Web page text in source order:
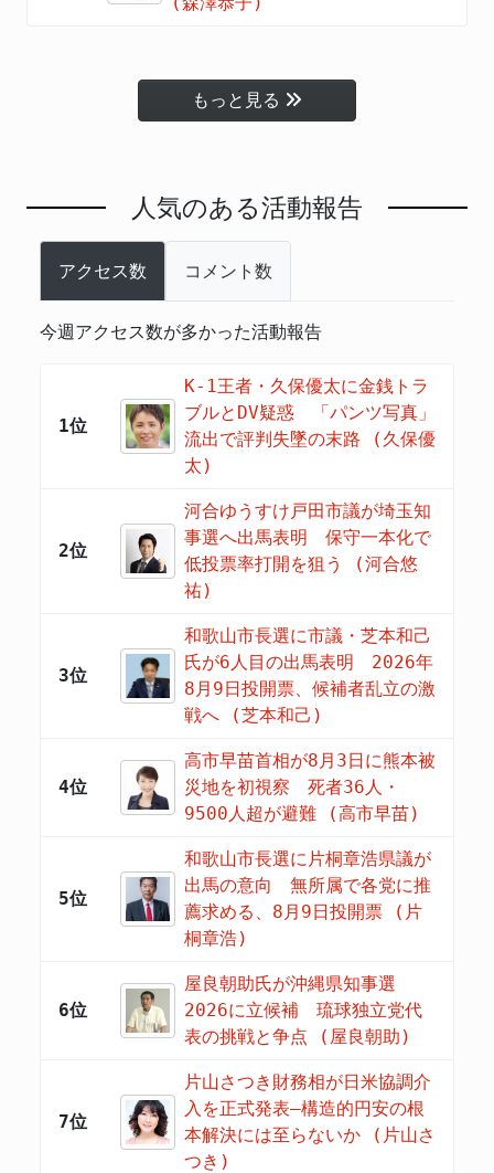
もっと見る
人気のある活動報告
アクセス数 コメント数
今週アクセス数が多かった活動報告
1位
K-1王者・久保優太に金銭トラ
ブルとDV疑惑 「パンツ写真」
流出で評判失墜の末路 (久保優
太)
2位
河合ゆうすけ戸田市議が埼玉知
事選へ出馬表明 保守一本化で
低投票率打開を狙う (河合悠
祐)
3位
和歌山市長選に市議・芝本和己
氏が6人目の出馬表明 2026年
8月9日投開票、候補者乱立の激
戦へ (芝本和己)
4位
高市早苗首相が8月3日に熊本被
災地を初視察 死者36人・
9500人超が避難 (高市早苗)
5位
和歌山市長選に片桐章浩県議が
出馬の意向 無所属で各党に推
薦求める、8月9日投開票 (片
桐章浩)
6位
屋良朝助氏が沖縄県知事選
2026に立候補 琉球独立党代
表の挑戦と争点 (屋良朝助)
7位
片山さつき財務相が日米協調介
入を正式発表―構造的円安の根
本解決には至らないか (片山さ
つき)